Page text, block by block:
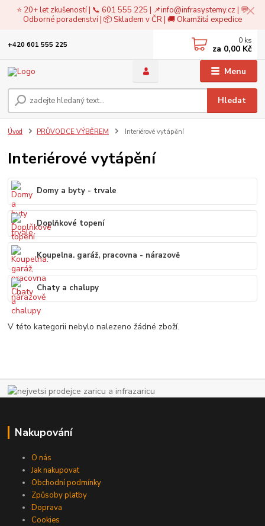
⭐ 20+ let zkušeností | 📞 601 555 225 | 📌info@infrasystemy.cz| 💬
Odborné poradenství | 📦 Skladem v ČR | 🚚 Okamžitá expedice
Menu
Hledat
+420 601 555 225 0 ks
za 0,00 Kč
Úvod PRŮVODCE VÝBĚREM Interiérové vytápění
Interiérové vytápění
Domy a byty - trvale
Doplňkové topení
Koupelna. garáž, pracovna - nárazově
Chaty a chalupy
V této kategorii nebylo nalezeno žádné zboží.
Nakupování
O nás
Jak nakupovat
Obchodní podmínky
Způsoby platby
Doprava
Cookies